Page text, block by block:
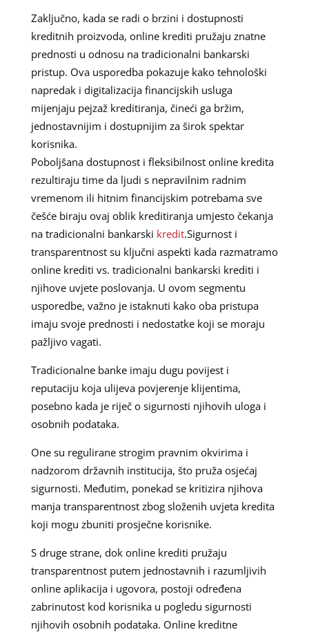
Zaključno, kada se radi o brzini i dostupnosti
kreditnih proizvoda, online krediti pružaju znatne
prednosti u odnosu na tradicionalni bankarski
pristup. Ova usporedba pokazuje kako tehnološki
napredak i digitalizacija financijskih usluga
mijenjaju pejzaž kreditiranja, čineći ga bržim,
jednostavnijim i dostupnijim za širok spektar
korisnika.
Poboljšana dostupnost i fleksibilnost online kredita
rezultiraju time da ljudi s nepravilnim radnim
vremenom ili hitnim financijskim potrebama sve
češće biraju ovaj oblik kreditiranja umjesto čekanja
na tradicionalni bankarski kredit.Sigurnost i
transparentnost su ključni aspekti kada razmatramo
online krediti vs. tradicionalni bankarski krediti i
njihove uvjete poslovanja. U ovom segmentu
usporedbe, važno je istaknuti kako oba pristupa
imaju svoje prednosti i nedostatke koji se moraju
pažljivo vagati.
Tradicionalne banke imaju dugu povijest i
reputaciju koja ulijeva povjerenje klijentima,
posebno kada je riječ o sigurnosti njihovih uloga i
osobnih podataka.
One su regulirane strogim pravnim okvirima i
nadzorom državnih institucija, što pruža osjećaj
sigurnosti. Međutim, ponekad se kritizira njihova
manja transparentnost zbog složenih uvjeta kredita
koji mogu zbuniti prosječne korisnike.
S druge strane, dok online krediti pružaju
transparentnost putem jednostavnih i razumljivih
online aplikacija i ugovora, postoji određena
zabrinutost kod korisnika u pogledu sigurnosti
njihovih osobnih podataka. Online kreditne